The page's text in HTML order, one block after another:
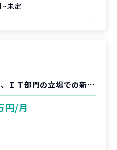
~未定
大手自動車メーカー向け、ＩＴ部門の立場での新規事業開発における社員代替支援
円/月